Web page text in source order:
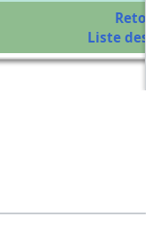
Liste